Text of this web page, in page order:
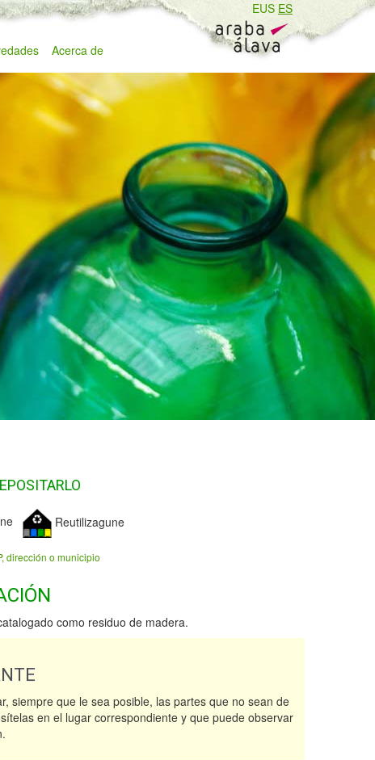
EUS ES
Acerca de
Reutilizagune
dirección o municipio
como residuo de madera.
siempre que le sea posible, las partes que no sean de
en el lugar correspondiente y que puede observar